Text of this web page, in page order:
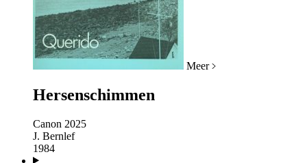
Meer
Hersenschimmen
Canon 2025
J. Bernlef
1984